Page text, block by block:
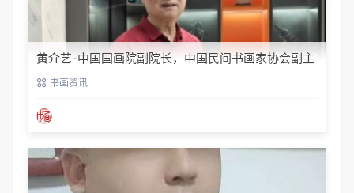
黄介艺-中国国画院副院长，中国民间书画家协会副主
席 书画资讯